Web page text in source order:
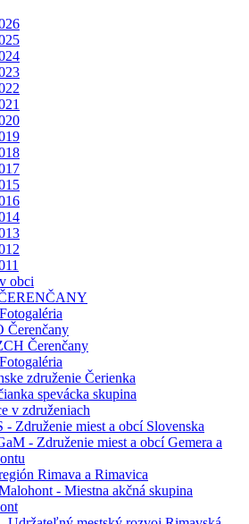
obci
Fotogaléria
Čerenčany
Čerenčany
Fotogaléria
združenie Čerienka
spevácka skupina
v združeniach
- Združenie miest a obcí Slovenska
- Združenie miest a obcí Gemera a
Rimava a Rimavica
- Miestna akčná skupina